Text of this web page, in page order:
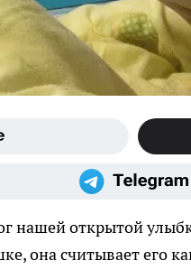
нашей открытой
она считывает его